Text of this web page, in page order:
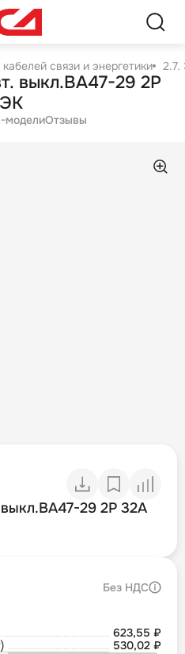
связи и энергетики 2.7.
выкл.ВА47-29 2Р
моделиОтзывы
29 2Р 32А
Без НДС
623,55 ₽
530,02 ₽